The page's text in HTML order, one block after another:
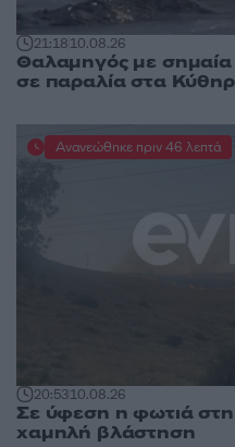
21:1810.08.26
Θαλαμηγός με
σε παραλία στα
20:5310.08.26
Σε ύφεση η φωτιά
χαμηλή βλάστηση
Ανανεώθηκε πριν 46 λεπτά